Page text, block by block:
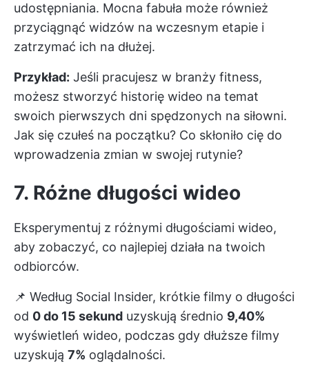
udostępniania. Mocna fabuła może również
przyciągnąć widzów na wczesnym etapie i
zatrzymać ich na dłużej.
Przykład: Jeśli pracujesz w branży fitness,
możesz stworzyć historię wideo na temat
swoich pierwszych dni spędzonych na siłowni.
Jak się czułeś na początku? Co skłoniło cię do
wprowadzenia zmian w swojej rutynie?
7. Różne długości wideo
Eksperymentuj z różnymi długościami wideo,
aby zobaczyć, co najlepiej działa na twoich
odbiorców.
📌 Według Social Insider, krótkie filmy o długości
od 0 do 15 sekund uzyskują średnio 9,40%
wyświetleń wideo, podczas gdy dłuższe filmy
uzyskują 7% oglądalności.